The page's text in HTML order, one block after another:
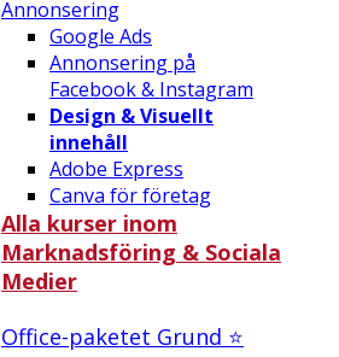
Annonsering
Google Ads
Annonsering på
Facebook & Instagram
Design & Visuellt
innehåll
Adobe Express
Canva för företag
Alla kurser inom
Marknadsföring & Sociala
Medier
Office-paketet Grund ⭐